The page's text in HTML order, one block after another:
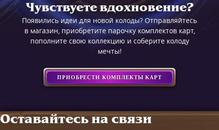
Чувствуете вдохновение?
Появились идеи для новой колоды? Отправляйтесь
в магазин, приобретите парочку комплектов карт,
пополните свою коллекцию и соберите колоду
мечты!
ПРИОБРЕСТИ КОМПЛЕКТЫ КАРТ
Оставайтесь на связи